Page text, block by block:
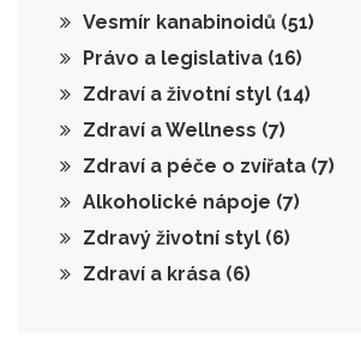
Vesmír kanabinoidů (51)
Právo a legislativa (16)
Zdraví a životní styl (14)
Zdraví a Wellness (7)
Zdraví a péče o zvířata (7)
Alkoholické nápoje (7)
Zdravý životní styl (6)
Zdraví a krása (6)